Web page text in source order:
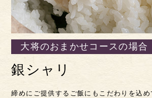
大将のおまかせコースの場合
銀シャリ
締めにご提供するご飯にもこだわりを込